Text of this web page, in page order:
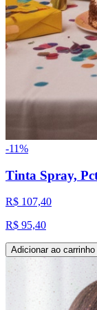
-11%
Tinta Spray,
R$ 107,40
R$ 95,40
Adicionar ao carrinho